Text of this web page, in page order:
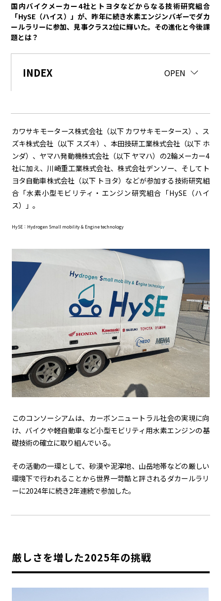
スポーツ
トヨタアスリート モータースポーツ モリゾウ WRC
クルマ
テクノロジー
カーボンニュートラル 水素エンジン BEV 燃料電池車（FCEV）
コーポレート
モビリティカンパニー
follow us
国内バイクメーカー4社とトヨタなどからなる技術研究組合
「HySE（ハイス）」が、昨年に続き水素エンジンバギーでダカ
ールラリーに参加、見事クラス2位に輝いた。その進化と今後課
題とは？
INDEX OPEN
CLOSE
カワサキモータース株式会社（以下 カワサキモータース）、ス
ズキ株式会社（以下 スズキ）、本田技研工業株式会社（以下 ホ
ンダ）、ヤマハ発動機株式会社（以下 ヤマハ）の2輪メーカー4
社に加え、川崎重工業株式会社、株式会社デンソー、そしてト
ヨタ自動車株式会社（以下 トヨタ）などが参加する技術研究組
合「水素小型モビリティ・エンジン研究組合「HySE（ハイ
ス）」。
HySE：Hydrogen Small mobility & Engine technology
このコンソーシアムは、カーボンニュートラル社会の実現に向
け、バイクや軽自動車など小型モビリティ用水素エンジンの基
礎技術の確立に取り組んでいる。
その活動の一環として、砂漠や泥濘地、山岳地帯などの厳しい
環境下で行われることから世界一苛酷と評されるダカールラリ
ーに2024年に続き2年連続で参加した。
厳しさを増した2025年の挑戦